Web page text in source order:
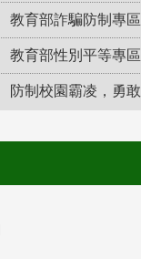
教育部詐騙防制專區
教育部性別平等專區